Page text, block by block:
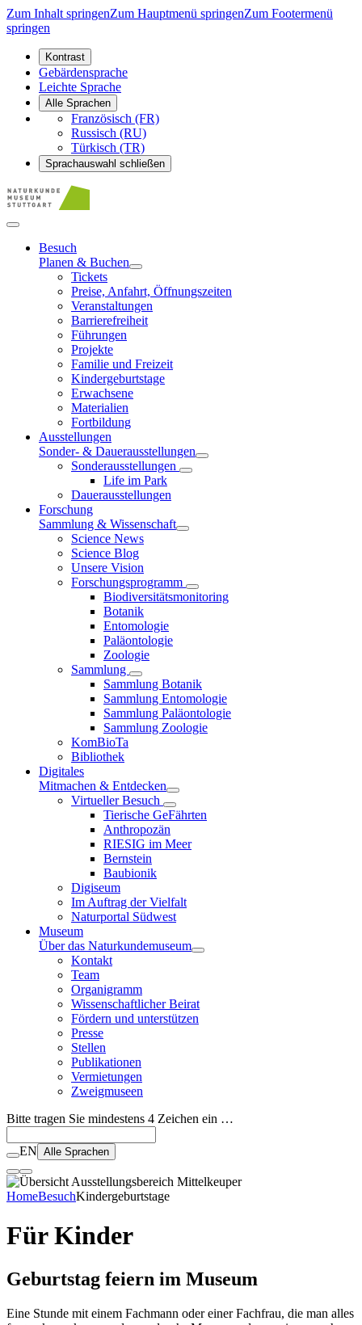
Zum Inhalt springenZum Hauptmenü springenZum Footermenü
springen
Kontrast
Gebärdensprache
Leichte Sprache
Alle Sprachen
Französisch (FR)
Russisch (RU)
Türkisch (TR)
Sprachauswahl schließen
Besuch
Planen & Buchen
Tickets
Preise, Anfahrt, Öffnungszeiten
Veranstaltungen
Barrierefreiheit
Führungen
Projekte
Familie und Freizeit
Kindergeburtstage
Erwachsene
Materialien
Fortbildung
Ausstellungen
Sonder- & Dauerausstellungen
Sonderausstellungen
Life im Park
Dauerausstellungen
Forschung
Sammlung & Wissenschaft
Science News
Science Blog
Unsere Vision
Forschungsprogramm
Biodiversitätsmonitoring
Botanik
Entomologie
Paläontologie
Zoologie
Sammlung
Sammlung Botanik
Sammlung Entomologie
Sammlung Paläontologie
Sammlung Zoologie
KomBioTa
Bibliothek
Digitales
Mitmachen & Entdecken
Virtueller Besuch
Tierische GeFährten
Anthropozän
RIESIG im Meer
Bernstein
Baubionik
Digiseum
Im Auftrag der Vielfalt
Naturportal Südwest
Museum
Über das Naturkundemuseum
Kontakt
Team
Organigramm
Wissenschaftlicher Beirat
Fördern und unterstützen
Presse
Stellen
Publikationen
Vermietungen
Zweigmuseen
Bitte tragen Sie mindestens 4 Zeichen ein …
EN Alle Sprachen
HomeBesuchKindergeburtstage
Für Kinder
Geburtstag feiern im Museum
Eine Stunde mit einem Fachmann oder einer Fachfrau, die man alles